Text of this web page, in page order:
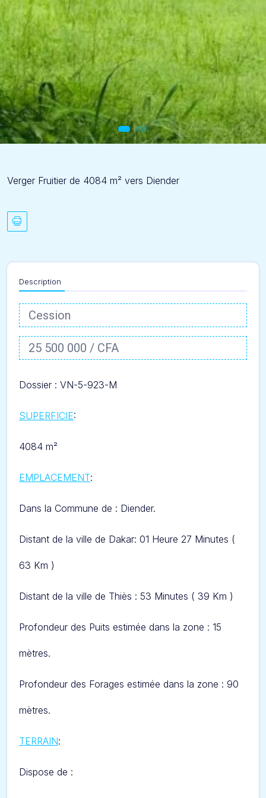
Verger Fruitier de 4084 m² vers Diender
Description
Cession
25 500 000 / CFA
Dossier : VN-5-923-M
SUPERFICIE:
4084 m²
EMPLACEMENT:
Dans la Commune de : Diender.
Distant de la ville de Dakar: 01 Heure 27 Minutes (
63 Km )
Distant de la ville de Thiès : 53 Minutes ( 39 Km )
Profondeur des Puits estimée dans la zone : 15
mètres.
Profondeur des Forages estimée dans la zone : 90
mètres.
TERRAIN:
Dispose de :